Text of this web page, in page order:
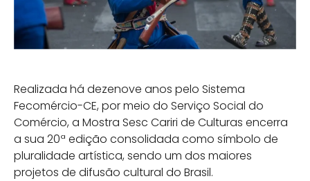
Realizada há dezenove anos pelo Sistema
Fecomércio-CE, por meio do Serviço Social do
Comércio, a Mostra Sesc Cariri de Culturas encerra
a sua 20ª edição consolidada como símbolo de
pluralidade artística, sendo um dos maiores
projetos de difusão cultural do Brasil.